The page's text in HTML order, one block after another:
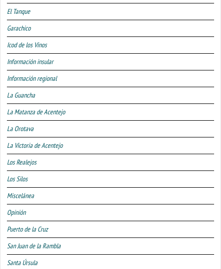
El Tanque
Garachico
Icod de los Vinos
Información insular
Información regional
La Guancha
La Matanza de Acentejo
La Orotava
La Victoria de Acentejo
Los Realejos
Los Silos
Miscelánea
Opinión
Puerto de la Cruz
San Juan de la Rambla
Santa Úrsula